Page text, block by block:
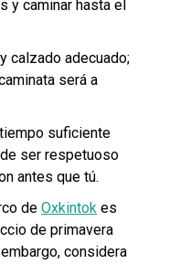
y caminar hasta el
calzado adecuado;
será a
suficiente
de ser respetuoso
antes que tú.
de Oxkintok es
de primavera
considera